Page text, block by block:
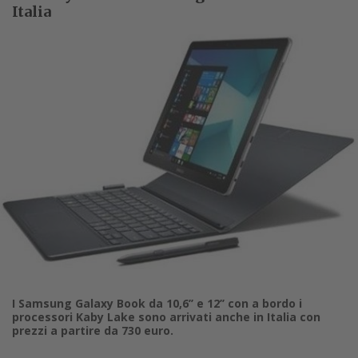
Italia
I Samsung Galaxy Book da 10,6’’ e 12’’ con a bordo i
processori Kaby Lake sono arrivati anche in Italia con
prezzi a partire da 730 euro.